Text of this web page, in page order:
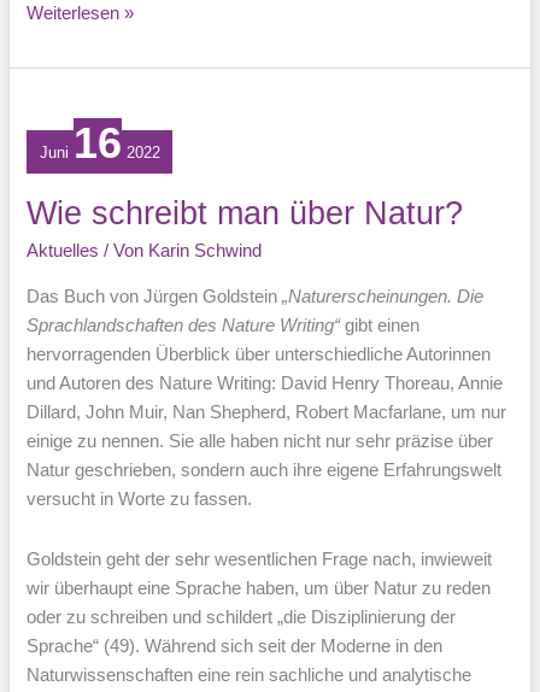
Buchempfehlungen
Frühling
Weiterlesen »
Juni 16 2022
Wie schreibt man über Natur?
Aktuelles / Von Karin Schwind
Das Buch von Jürgen Goldstein„Naturerscheinungen. Die
Sprachlandschaften des Nature Writing“gibt einen
hervorragenden Überblick über unterschiedliche Autorinnen
und Autoren des Nature Writing: David Henry Thoreau, Annie
Dillard, John Muir, Nan Shepherd, Robert Macfarlane, um nur
einige zu nennen. Sie alle haben nicht nur sehr präzise über
Natur geschrieben, sondern auch ihre eigene Erfahrungswelt
versucht in Worte zu fassen.
Goldstein geht der sehr wesentlichen Frage nach, inwieweit
wir überhaupt eine Sprache haben, um über Natur zu reden
oder zu schreiben und schildert „die Disziplinierung der
Sprache“ (49). Während sich seit der Moderne in den
Naturwissenschaften eine rein sachliche und analytische